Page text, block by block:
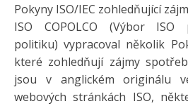
Pokyny ISO/IEC zohledňující
ISO COPOLCO (Výbor ISO
politiku) vypracoval několik
které zohledňují zájmy
jsou v anglickém originálu
webových stránkách ISO,